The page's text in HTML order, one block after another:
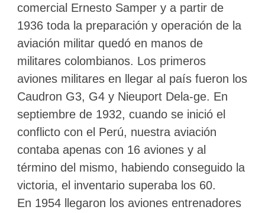
comercial Ernesto Samper y a partir de
1936 toda la preparación y operación de la
aviación militar quedó en manos de
militares colombianos. Los primeros
aviones militares en llegar al país fueron los
Caudron G3, G4 y Nieuport Dela-ge. En
septiembre de 1932, cuando se inició el
conflicto con el Perú, nuestra aviación
contaba apenas con 16 aviones y al
término del mismo, habiendo conseguido la
victoria, el inventario superaba los 60.
En 1954 llegaron los aviones entrenadores